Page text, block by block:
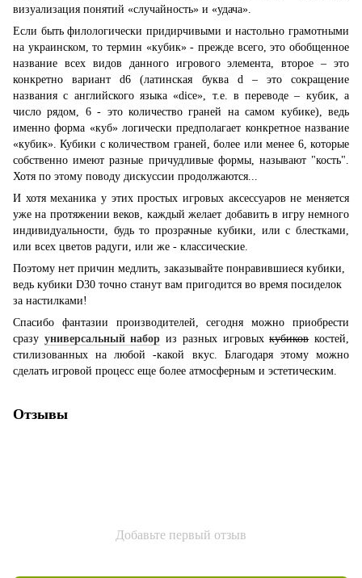
визуализация понятий «случайность» и «удача».
Если быть филологически придирчивыми и настольно грамотными
на украинском, то термин «кубик» - прежде всего, это обобщенное
название всех видов данного игрового элемента, второе – это
конкретно вариант d6 (латинская буква d – это сокращение
названия с английского языка «dice», т.е. в переводе – кубик, а
число рядом, 6 - это количество граней на самом кубике), ведь
именно форма «куб» логически предполагает конкретное название
«кубик». Кубики с количеством граней, более или менее 6, которые
собственно имеют разные причудливые формы, называют "кость".
Хотя по этому поводу дискуссии продолжаются...
И хотя механика у этих простых игровых аксессуаров не меняется
уже на протяжении веков, каждый желает добавить в игру немного
индивидуальности, будь то прозрачные кубики, или с блестками,
или всех цветов радуги, или же - классические.
Поэтому нет причин медлить, заказывайте понравившиеся кубики,
ведь кубики D30 точно станут вам пригодится во время посиделок
за настилками!
Спасибо фантазии производителей, сегодня можно приобрести
сразу универсальный набор из разных игровыхкубиковкостей,
стилизованных на любой -какой вкус. Благодаря этому можно
сделать игровой процесс еще более атмосферным и эстетическим.
Отзывы
Добавьте первый отзыв